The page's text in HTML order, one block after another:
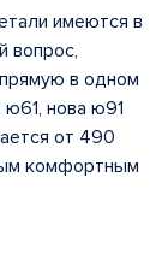
имеются в
вопрос,
в одном
нова ю91
от 490
комфортным